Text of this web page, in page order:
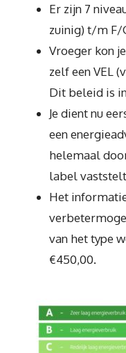
Er zijn 7
zuinig) t/m F/
Vroeger kon
zelf een VEL
Dit beleid is
Je dient nu
een
helemaal
label
Het
van het type
€450,00.